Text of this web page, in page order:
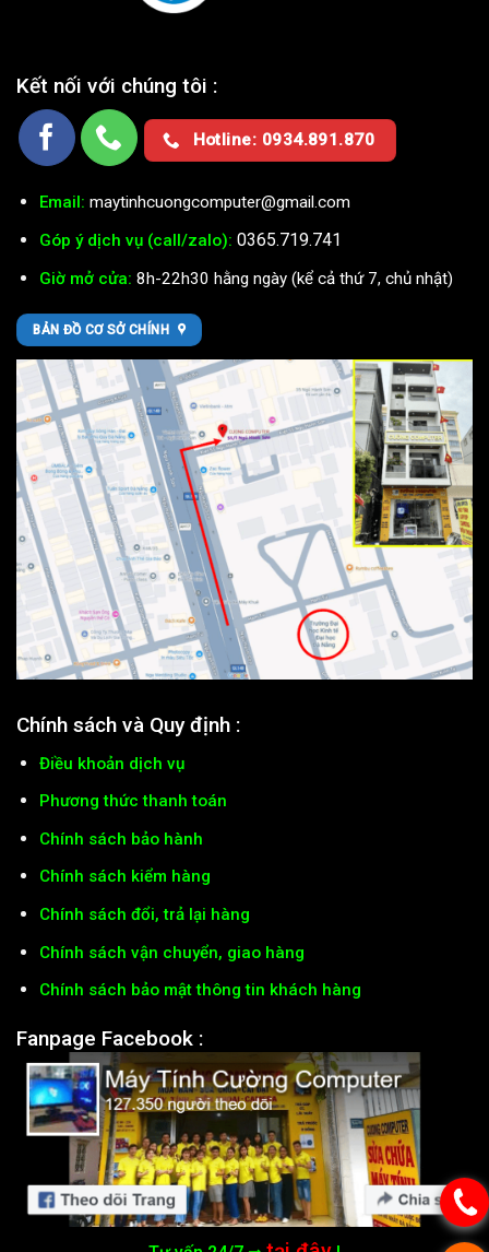
Kết nối với chúng tôi :
Hotline: 0934.891.870
Email: maytinhcuongcomputer@gmail.com
Góp ý dịch vụ (call/zalo): 0365.719.741
Giờ mở cửa: 8h-22h30 hằng ngày (kể cả thứ 7, chủ nhật)
BẢN ĐỒ CƠ SỞ CHÍNH
Chính sách và Quy định :
Điều khoản dịch vụ
Phương thức thanh toán
Chính sách bảo hành
Chính sách kiểm hàng
Chính sách đổi, trả lại hàng
Chính sách vận chuyển, giao hàng
Chính sách bảo mật thông tin khách hàng
Fanpage Facebook :